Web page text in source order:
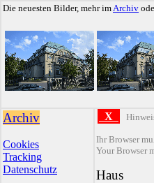
Die neuesten Bilder, mehr imArchiv
Archiv
Cookies
Tracking
Datenschutz
X
Ihr Browser
Your Browser
Haus